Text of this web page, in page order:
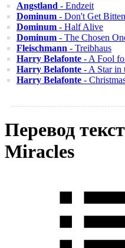
Angstland - Endzeit
Dominum - Don't Get
Dominum - Half Alive
Dominum - The Chosen
Fleischmann - Treibhaus
Harry Belafonte - A Fool
Harry Belafonte - A Star in
Harry Belafonte -
Перевод
Miracles